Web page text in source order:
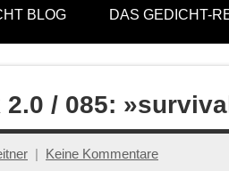
BLOG DAS GEDICHT-
/ 085:
Keine Kommentare